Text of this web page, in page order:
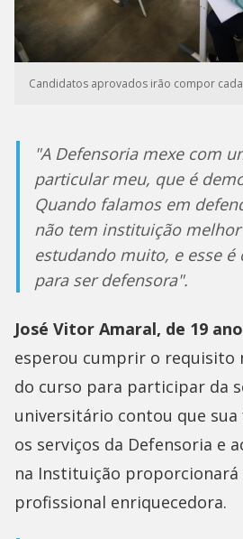
Candidatos aprovados irão compor
"A Defensoria mexe com
particular meu, que é
Quando falamos em
não tem instituição
estudando muito, e esse
para ser defensora".
José Vitor Amaral, de 19
esperou cumprir o requisito
do curso para participar da
universitário contou que
os serviços da Defensoria e
na Instituição proporcionará
profissional enriquecedora.